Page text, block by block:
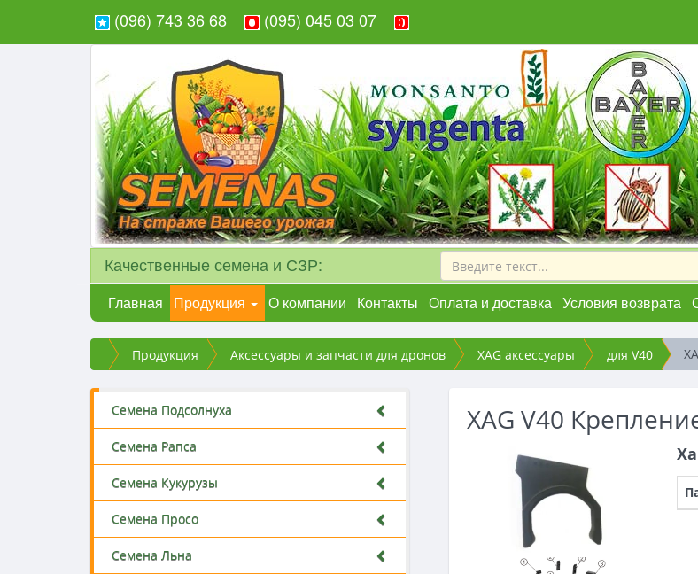
(096) 743 36 68 (095) 045 03 07
Качественные семена и СЗР:
Главная Продукция О компании Контакты Оплата и доставка Условия возврата
Продукция Аксессуары и запчасти для дронов XAG аксессуары для V40
Семена Подсолнуха
Семена Рапса
Семена Кукурузы
Семена Просо
Семена Льна
XAG V40